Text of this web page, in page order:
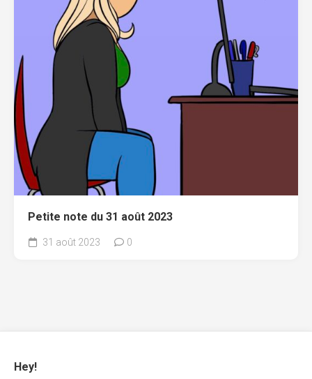
Petite note du 31 août 2023
31 août 2023 0
Hey!